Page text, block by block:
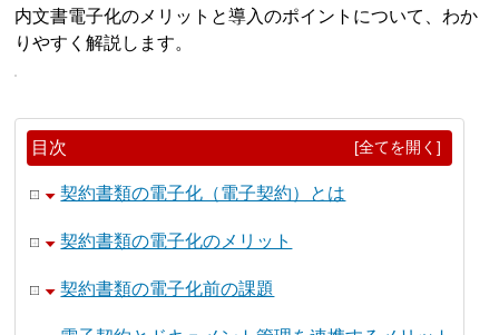
内文書電子化のメリットと導入のポイントについて、わか
りやすく解説します。
目次 [全てを開く]
契約書類の電子化（電子契約）とは
契約書類の電子化のメリット
契約書類の電子化前の課題